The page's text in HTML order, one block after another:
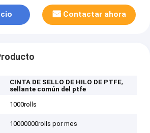
Contactar ahora
CINTA DE SELLO DE HILO DE PTFE,
sellante común del ptfe
1000rolls
10000000rolls por mes